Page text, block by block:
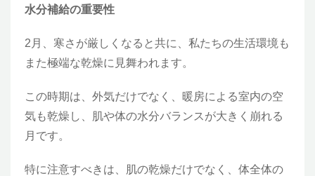
水分補給の重要性
2月、寒さが厳しくなると共に、私たちの生活環境も
また極端な乾燥に見舞われます。
この時期は、外気だけでなく、暖房による室内の空
気も乾燥し、肌や体の水分バランスが大きく崩れる
月です。
特に注意すべきは、肌の乾燥だけでなく、体全体の